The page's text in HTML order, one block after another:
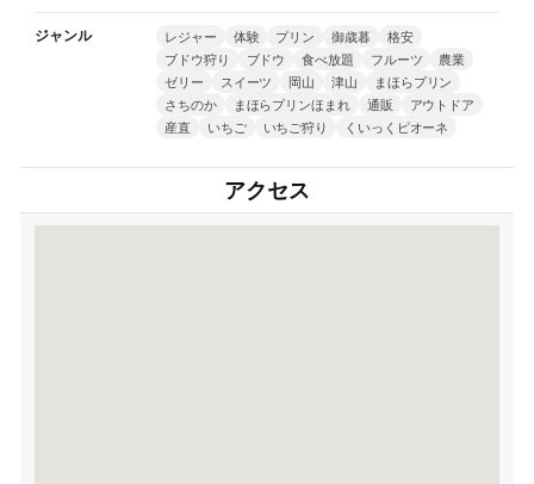
ジャンル レジャー 体験 プリン 御歳暮
格安
ブドウ狩り
ブドウ 食べ放題 フルーツ
農業
ゼリー
スイーツ 岡山 津山
まほらプリン
さちのか
まほらプリンほまれ 通販
アウトドア
産直
いちご いちご狩り くいっくピオーネ
アクセス